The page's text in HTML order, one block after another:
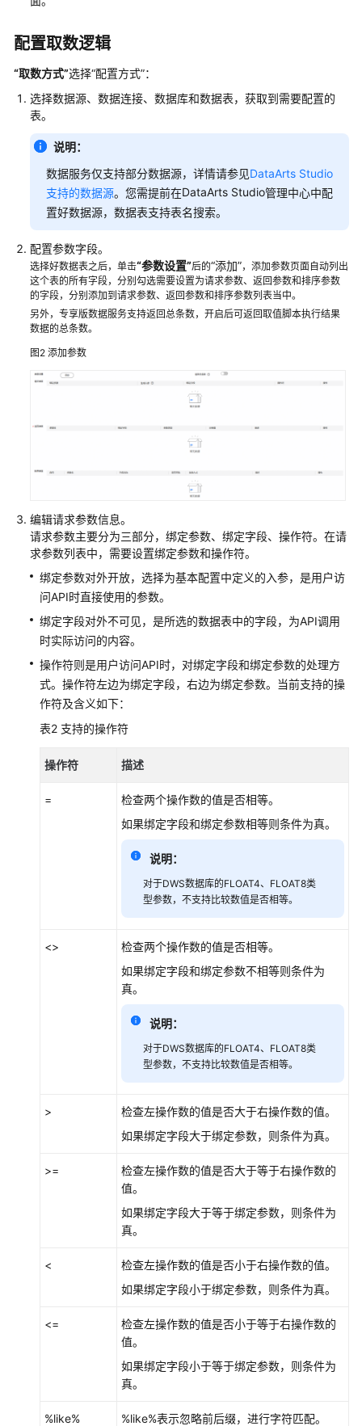
数
据
服
审
中
数
据
服
务
典
型
景
程
日
实
践
SDK
API
参
考
配置取数逻辑
“取数方式”选择“配置方式”：
选择数据源、数据连接、数据库和数据表，获取到需要配置的
表。
说明：
数据服务仅支持部分数据源，详情请参见DataArts Studio
支持的数据源。您需提前在DataArts Studio管理中心中配
置好数据源，数据表支持表名搜索。
配置参数字段。
选择好数据表之后，单击“参数设置”后的“添加”，添加参数页面自动列出
这个表的所有字段，分别勾选需要设置为请求参数、返回参数和排序参数
的字段，分别添加到请求参数、返回参数和排序参数列表当中。
另外，专享版数据服务支持返回总条数，开启后可返回取值脚本执行结果
数据的总条数。
图2 添加参数
编辑请求参数信息。
请求参数主要分为三部分，绑定参数、绑定字段、操作符。在请
求参数列表中，需要设置绑定参数和操作符。
绑定参数对外开放，选择为基本配置中定义的入参，是用户访
问API时直接使用的参数。
绑定字段对外不可见，是所选的数据表中的字段，为API调用
时实际访问的内容。
操作符则是用户访问API时，对绑定字段和绑定参数的处理方
式。操作符左边为绑定字段，右边为绑定参数。当前支持的操
作符及含义如下：
表2 支持的操作符
操作符 描述
=
检查两个操作数的值是否相等。
如果绑定字段和绑定参数相等则条件为真。
说明：
对于DWS数据库的FLOAT4、FLOAT8类
型参数，不支持比较数值是否相等。
<>
检查两个操作数的值是否相等。
如果绑定字段和绑定参数不相等则条件为
真。
说明：
对于DWS数据库的FLOAT4、FLOAT8类
型参数，不支持比较数值是否相等。
>
检查左操作数的值是否大于右操作数的值。
如果绑定字段大于绑定参数，则条件为真。
>=
检查左操作数的值是否大于等于右操作数的
值。
如果绑定字段大于等于绑定参数，则条件为
真。
<
检查左操作数的值是否小于右操作数的值。
如果绑定字段小于绑定参数，则条件为真。
<=
检查左操作数的值是否小于等于右操作数的
值。
如果绑定字段小于等于绑定参数，则条件为
真。
%like%
%like%表示忽略前后缀，进行字符匹配。